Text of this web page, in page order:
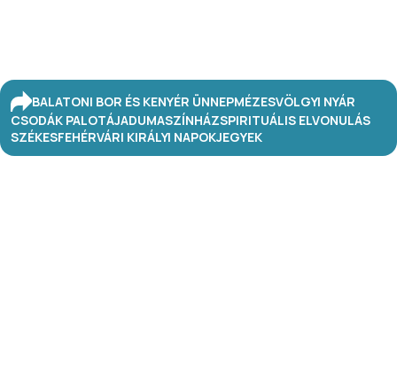
BALATONI BOR ÉS KENYÉR ÜNNEPMÉZESVÖLGYI NYÁR
CSODÁK PALOTÁJADUMASZÍNHÁZSPIRITUÁLIS ELVONULÁS
SZÉKESFEHÉRVÁRI KIRÁLYI NAPOKJEGYEK